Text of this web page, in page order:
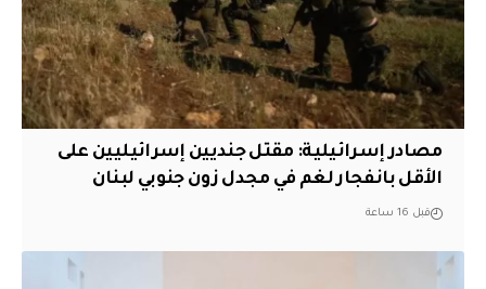
مصادر إسرائيلية: مقتل جنديين إسرائيليين على
الأقل بانفجار لغم في مجدل زون جنوبي لبنان
قبل 16 ساعة